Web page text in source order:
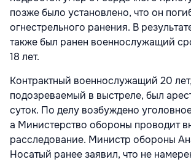
позже было установлено, что он
огнестрельного ранения. В
также был ранен военнослужащий
18 лет.
Контрактный военнослужащий 20 лет,
подозреваемый в выстреле, был
суток. По делу возбуждено
а Министерство обороны проводит
расследование. Министр обороны
Носатый ранее заявил, что не